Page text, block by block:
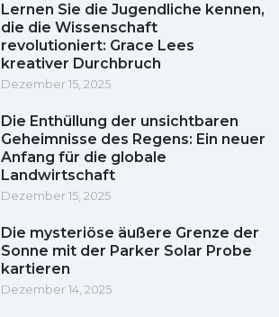
Lernen Sie die Jugendliche kennen,
die die Wissenschaft
revolutioniert: Grace Lees
kreativer Durchbruch
Dezember 15, 2025
Die Enthüllung der unsichtbaren
Geheimnisse des Regens: Ein neuer
Anfang für die globale
Landwirtschaft
Dezember 15, 2025
Die mysteriöse äußere Grenze der
Sonne mit der Parker Solar Probe
kartieren
Dezember 14, 2025